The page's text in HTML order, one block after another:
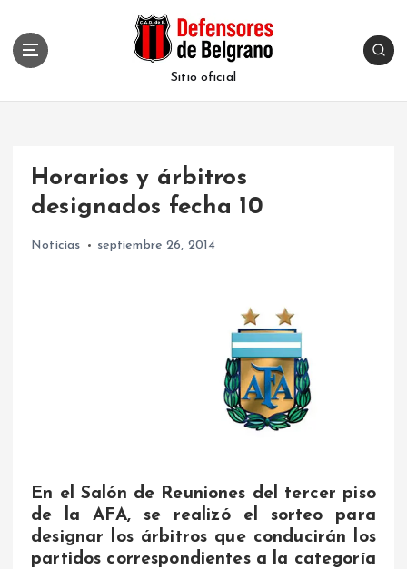
Sitio oficial
Horarios y árbitros
designados fecha 10
Noticias septiembre 26, 2014
En el Salón de Reuniones del tercer piso
de la AFA, se realizó el sorteo para
designar los árbitros que conducirán los
partidos correspondientes a la categoría